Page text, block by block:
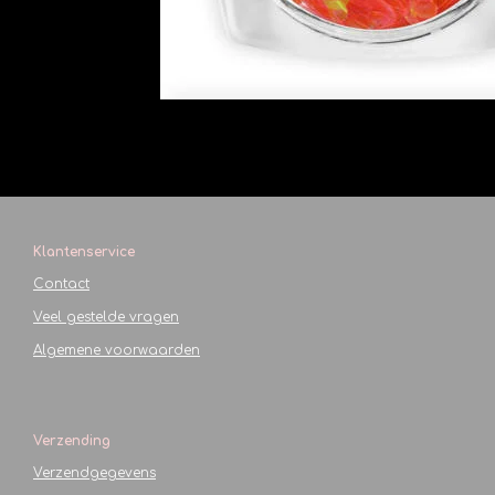
Klantenservice
Contact
Veel gestelde vragen
Algemene voorwaarden
Verzending
Verzendgegevens